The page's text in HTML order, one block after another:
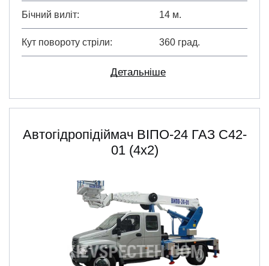
Бічний виліт 14 м.
Кут повороту стріли 360 град.
Детальніше
Автогідропідіймач ВІПО-24 ГАЗ C42-
01 (4х2)